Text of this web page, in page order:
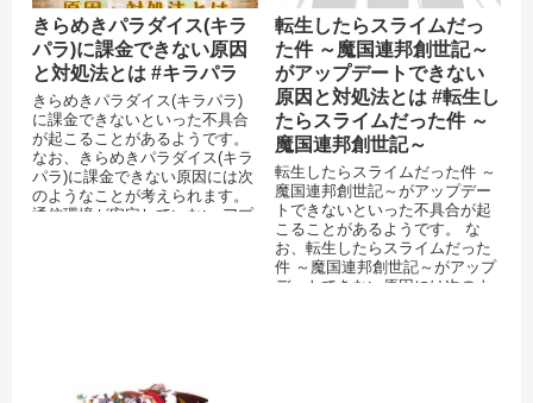
きらめきパラダイス(キラ
パラ)に課金できない原因
と対処法とは #キラパラ
きらめきパラダイス(キラパラ)
に課金できないといった不具合
が起こることがあるようです。
なお、きらめきパラダイス(キラ
パラ)に課金できない原因には次
のようなことが考えられます。
通信環境が安定していない アプ
転生したらスライムだっ
た件 ～魔国連邦創世記～
がアップデートできない
原因と対処法とは #転生し
たらスライムだった件 ～
魔国連邦創世記～
転生したらスライムだった件 ～
魔国連邦創世記～がアップデー
トできないといった不具合が起
こることがあるようです。 な
お、転生したらスライムだった
件 ～魔国連邦創世記～がアップ
デートできない原因には次のよ